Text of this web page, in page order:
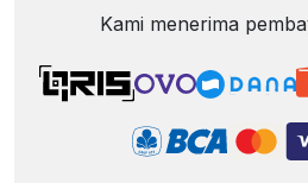
Kami menerima